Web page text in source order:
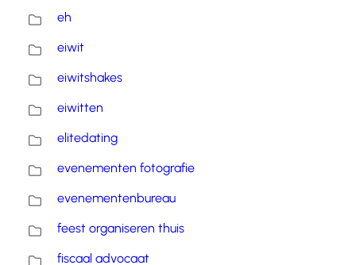
eh
eiwit
eiwitshakes
eiwitten
elitedating
evenementen fotografie
evenementenbureau
feest organiseren thuis
fiscaal advocaat